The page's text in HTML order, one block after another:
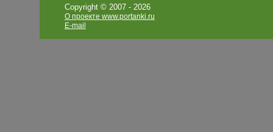
Copyright © 2007 - 2026
О проекте www.portanki.ru
E-mail